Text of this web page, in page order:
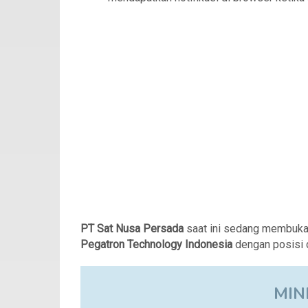
PT Sat Nusa Persada saat ini sedang
Pegatron Technology Indonesia dengan posisi